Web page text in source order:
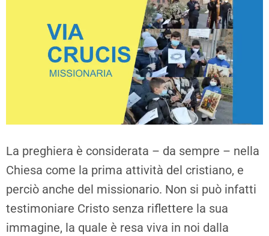
La preghiera è considerata – da sempre – nella
Chiesa come la prima attività del cristiano, e
perciò anche del missionario. Non si può infatti
testimoniare Cristo senza riflettere la sua
immagine, la quale è resa viva in noi dalla